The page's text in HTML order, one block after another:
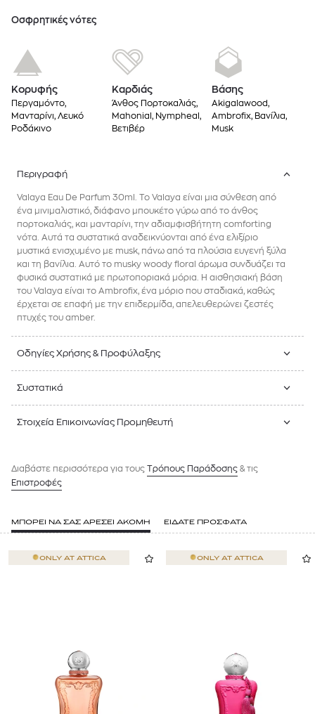
Oσφρητικές νότες
Κορυφής
Περγαμόντο,
Μανταρίνι, Λευκό
Ροδάκινο
Καρδιάς
Άνθος Πορτοκαλιάς,
Mahonial, Nympheal,
Βετιβέρ
Βάσης
Akigalawood,
Ambrofix, Βανίλια,
Musk
Περιγραφή
Valaya Eau De Parfum 30ml. Το Valaya είναι μια σύνθεση από
ένα μινιμαλιστικό, διάφανο μπουκέτο γύρω από το άνθος
πορτοκαλιάς, και μανταρίνι, την αδιαμφισβήτητη comforting
νότα. Αυτά τα συστατικά αναδεικνύονται από ένα ελιξίριο
μυστικά ενισχυμένο με musk, πάνω από τα πλούσια ευγενή ξύλα
και τη βανίλια. Αυτό το musky woody floral άρωμα συνδυάζει τα
φυσικά συστατικά με πρωτοποριακά μόρια. Η αισθησιακή βάση
του Valaya είναι το Ambrofix, ένα μόριο που σταδιακά, καθώς
έρχεται σε επαφή με την επιδερμίδα, απελευθερώνει ζεστές
πτυχές του amber.
Οδηγίες Χρήσης & Προφύλαξης
Συστατικά
Στοιχεία Επικοινωνίας Προμηθευτή
Διαβάστε περισσότερα για τους Tρόπους Παράδοσης & τις
Επιστροφές
ΜΠΟΡΕΙ ΝΑ ΣΑΣ ΑΡΕΣΕΙ ΑΚΟΜΗ ΕΙΔΑΤΕ ΠΡΟΣΦΑΤΑ
ONLY AT ATTICA ONLY AT ATTICA